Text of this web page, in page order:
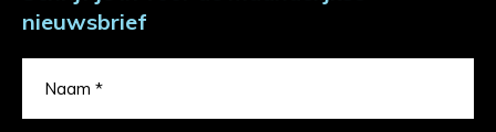
nieuwsbrief